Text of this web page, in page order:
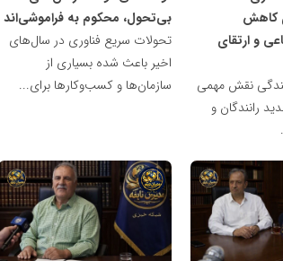
کاهش
و ارتقای
نقش مهمی
رانندگان و
بی‌تحول، محکوم به فراموشی‌اند
تحولات سریع فناوری در سال‌های
اخیر باعث شده بسیاری از
سازمان‌ها و کسب‌وکارها برای...
شبکه
مدیران